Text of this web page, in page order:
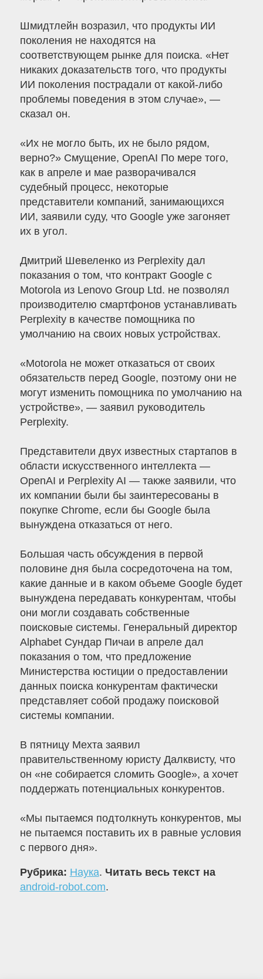
Шмидтлейн возразил, что продукты ИИ
поколения не находятся на
соответствующем рынке для поиска. «Нет
никаких доказательств того, что продукты
ИИ поколения пострадали от какой-либо
проблемы поведения в этом случае», —
сказал он.
«Их не могло быть, их не было рядом,
верно?» Смущение, OpenAI По мере того,
как в апреле и мае разворачивался
судебный процесс, некоторые
представители компаний, занимающихся
ИИ, заявили суду, что Google уже загоняет
их в угол.
Дмитрий Шевеленко из Perplexity дал
показания о том, что контракт Google с
Motorola из Lenovo Group Ltd. не позволял
производителю смартфонов устанавливать
Perplexity в качестве помощника по
умолчанию на своих новых устройствах.
«Motorola не может отказаться от своих
обязательств перед Google, поэтому они не
могут изменить помощника по умолчанию на
устройстве», — заявил руководитель
Perplexity.
Представители двух известных стартапов в
области искусственного интеллекта —
OpenAI и Perplexity AI — также заявили, что
их компании были бы заинтересованы в
покупке Chrome, если бы Google была
вынуждена отказаться от него.
Большая часть обсуждения в первой
половине дня была сосредоточена на том,
какие данные и в каком объеме Google будет
вынуждена передавать конкурентам, чтобы
они могли создавать собственные
поисковые системы. Генеральный директор
Alphabet Сундар Пичаи в апреле дал
показания о том, что предложение
Министерства юстиции о предоставлении
данных поиска конкурентам фактически
представляет собой продажу поисковой
системы компании.
В пятницу Мехта заявил
правительственному юристу Далквисту, что
он «не собирается сломить Google», а хочет
поддержать потенциальных конкурентов.
«Мы пытаемся подтолкнуть конкурентов, мы
не пытаемся поставить их в равные условия
с первого дня».
Рубрика: Наука. Читать весь текст на
android-robot.com.